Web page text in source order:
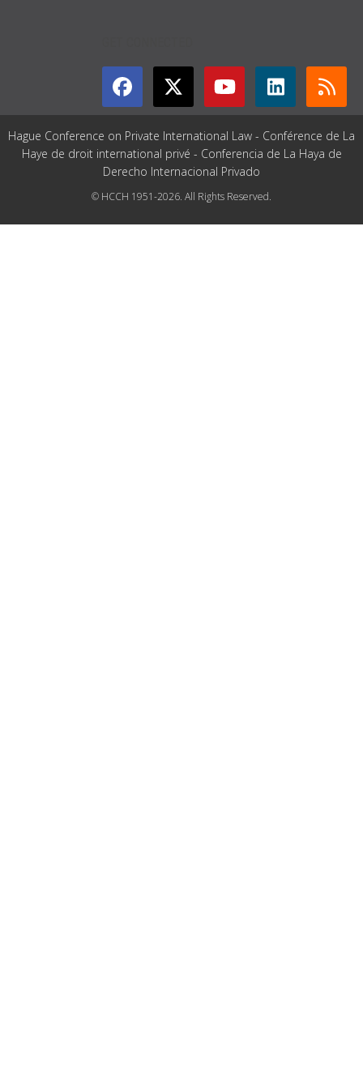
Hague Conference on Private International Law - Conférence de La
Haye de droit international privé - Conferencia de La Haya de
Derecho Internacional Privado
© HCCH 1951-2026. All Rights Reserved.